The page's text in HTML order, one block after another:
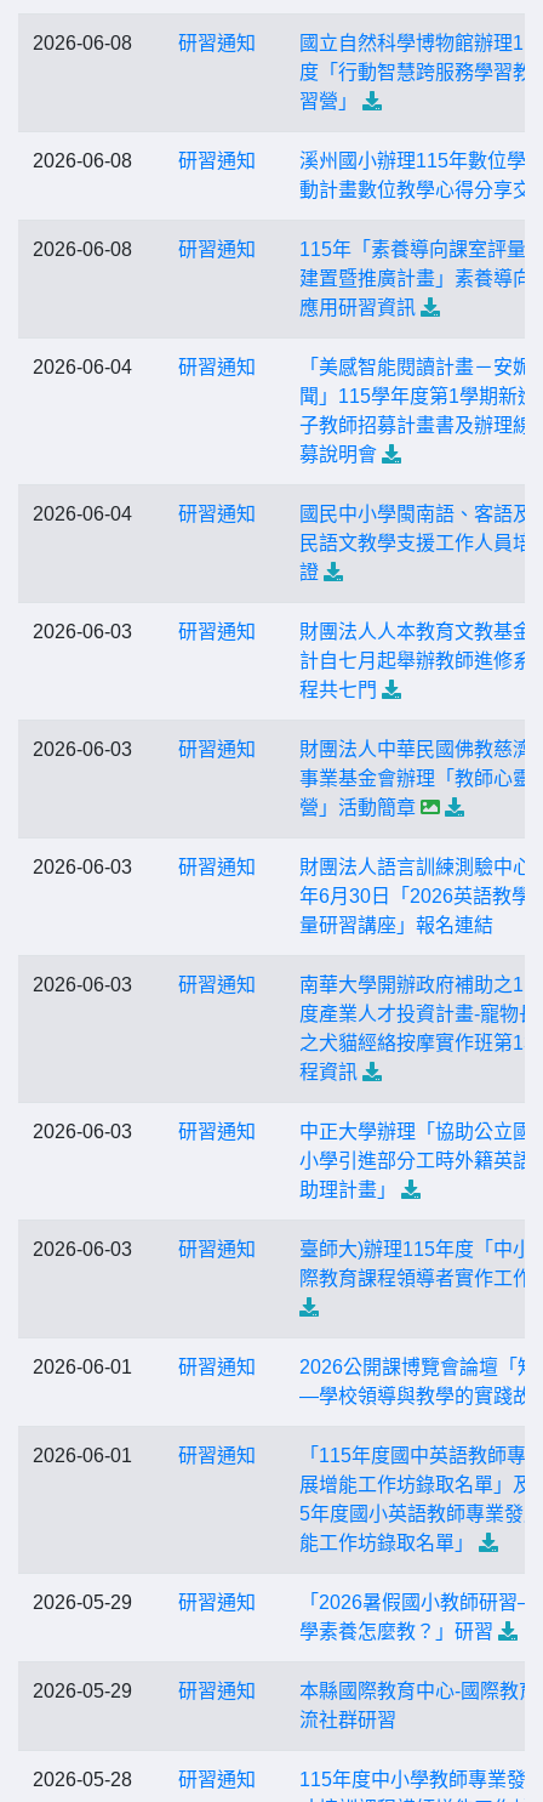
2026-06-08 研習通知
國立自然科學博物館辦理
度「行動智慧跨服務學習教
習營」
2026-06-08 研習通知
溪州國小辦理115年數位學
動計畫數位教學心得分享交
2026-06-08 研習通知
115年「素養導向課室評量
建置暨推廣計畫」素養導向
應用研習資訊
2026-06-04 研習通知
「美感智能閱讀計畫－安妮
聞」115學年度第1學期新進
子教師招募計畫書及辦理線
募說明會
2026-06-04 研習通知
國民中小學閩南語、客語及
民語文教學支援工作人員培
證
2026-06-03 研習通知
財團法人人本教育文教基金
計自七月起舉辦教師進修系
程共七門
2026-06-03 研習通知
財團法人中華民國佛教慈濟
事業基金會辦理「教師心靈
營」活動簡章
2026-06-03 研習通知
財團法人語言訓練測驗中心
年6月30日「2026英語教學
量研習講座」報名連結
2026-06-03 研習通知
南華大學開辦政府補助之
度產業人才投資計畫-寵物長
之犬貓經絡按摩實作班第13
程資訊
2026-06-03 研習通知
中正大學辦理「協助公立國
小學引進部分工時外籍英語
助理計畫」
2026-06-03 研習通知
臺師大)辦理115年度「中小
際教育課程領導者實作工作
2026-06-01 研習通知
2026公開課博覽會論壇「知
—學校領導與教學的實踐故
2026-06-01 研習通知
「115年度國中英語教師專
展增能工作坊錄取名單」及
5年度國小英語教師專業發
能工作坊錄取名單」
2026-05-29 研習通知
「2026暑假國小教師研習—
學素養怎麼教？」研習
2026-05-29 研習通知
本縣國際教育中心-國際教育
流社群研習
2026-05-28 研習通知
115年度中小學教師專業發